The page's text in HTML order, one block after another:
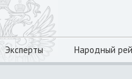
Эксперты Народный